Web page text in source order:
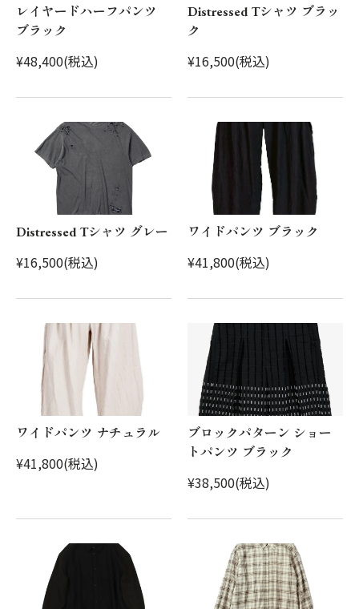
レイヤードハーフパンツ
ブラック
¥48,400(税込)
Distressed Tシャツ ブラッ
ク
¥16,500(税込)
Distressed Tシャツ グレー
¥16,500(税込)
ワイドパンツ ブラック
¥41,800(税込)
ワイドパンツ ナチュラル
¥41,800(税込)
ブロックパターン ショー
トパンツ ブラック
¥38,500(税込)